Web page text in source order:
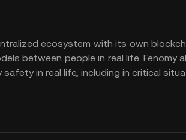
ecosystem with its own
between people in real life.
safety in real life, including in critical